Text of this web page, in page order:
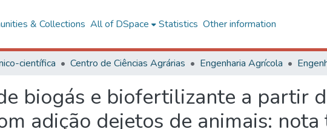
& Collections All of DSpace Statistics Other information
científica Centro de Ciências Agrárias Engenharia Agrícola
biogás e biofertilizante a partir
adição dejetos de animais: nota